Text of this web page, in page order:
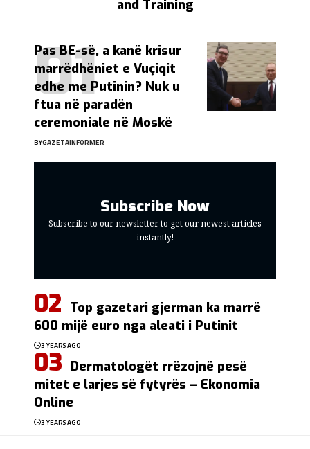
and Training
Pas BE-së, a kanë krisur
marrëdhëniet e Vuçiqit
edhe me Putinin? Nuk u
ftua në paradën
ceremoniale në Moskë
BYGAZETAINFORMER
Subscribe Now
Subscribe to our newsletter to get our newest articles
instantly!
Top gazetari gjerman ka marrë
600 mijë euro nga aleati i Putinit
3 YEARS AGO
Dermatologët rrëzojnë pesë
mitet e larjes së fytyrës – Ekonomia
Online
3 YEARS AGO